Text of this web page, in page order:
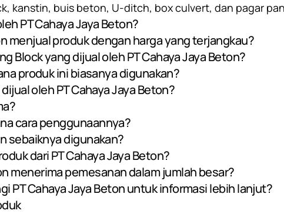
kanstin, buis beton, U-ditch, box culvert, dan pagar
PT Cahaya Jaya Beton?
menjual produk dengan harga yang terjangkau?
Block yang dijual oleh PT Cahaya Jaya Beton?
produk ini biasanya digunakan?
oleh PT Cahaya Jaya Beton?
cara penggunaannya?
sebaiknya digunakan?
dari PT Cahaya Jaya Beton?
menerima pemesanan dalam jumlah besar?
PT Cahaya Jaya Beton untuk informasi lebih lanjut?